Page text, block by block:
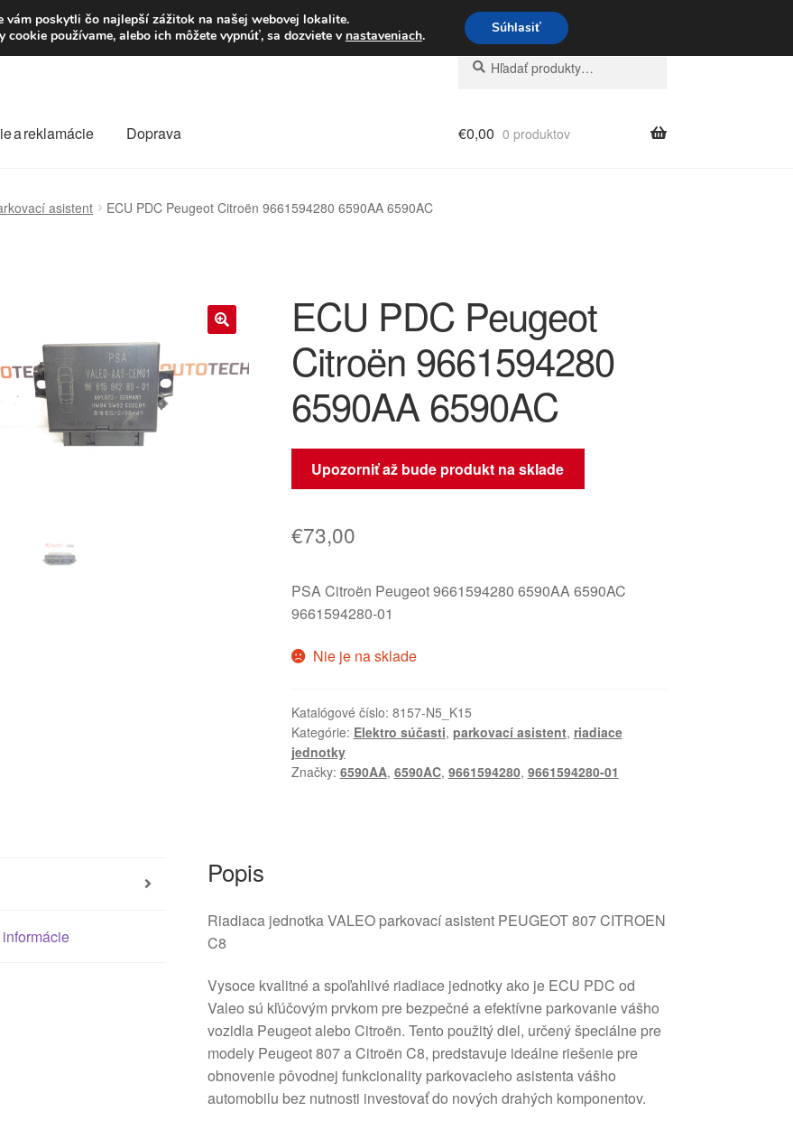
Po–Pi 09:00–16:00 233 221 276
Hľadať:
Vyhľadávanie
a reklamácie Doprava €0,00 0 produktov
asistent ECU PDC Peugeot Citroën 9661594280 6590AA 6590AC
ECU PDC Peugeot
Citroën 9661594280
6590AA 6590AC
Upozorniť až bude produkt na sklade
€73,00
PSA Citroën Peugeot 9661594280 6590AA 6590AC
9661594280-01
Nie je na sklade
Katalógové číslo: 8157-N5_K15
Kategórie: Elektro súčasti, parkovací asistent, riadiace
jednotky
Značky: 6590AA, 6590AC, 9661594280, 9661594280-01
Popis
Riadiaca jednotka VALEO parkovací asistent PEUGEOT 807 CITROEN
C8
Vysoce kvalitné a spoľahlivé riadiace jednotky ako je ECU PDC od
Valeo sú kľúčovým prvkom pre bezpečné a efektívne parkovanie vášho
vozidla Peugeot alebo Citroën. Tento použitý diel, určený špeciálne pre
modely Peugeot 807 a Citroën C8, predstavuje ideálne riešenie pre
obnovenie pôvodnej funkcionality parkovacieho asistenta vášho
automobilu bez nutnosti investovať do nových drahých komponentov.
vám poskytli čo najlepší zážitok na našej webovej lokalite.
používame, alebo ich môžete vypnúť, sa dozviete v nastaveniach. Súhlasiť